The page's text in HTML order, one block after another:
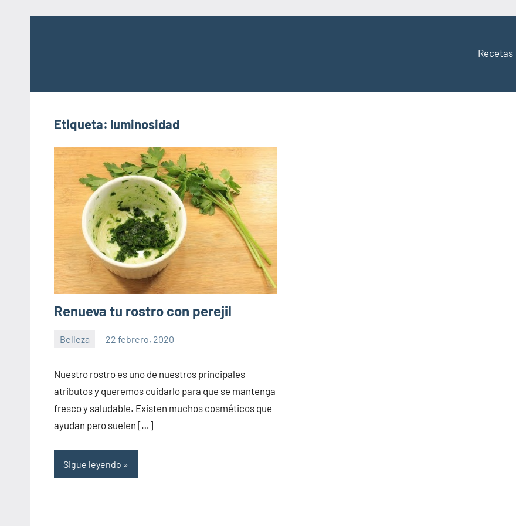
Recetas
Etiqueta: luminosidad
Renueva tu rostro con perejil
Belleza 22 febrero, 2020
la
salud
comentarios
Nuestro rostro es uno de nuestros principales
atributos y queremos cuidarlo para que se mantenga
fresco y saludable. Existen muchos cosméticos que
ayudan pero suelen […]
Sigue leyendo